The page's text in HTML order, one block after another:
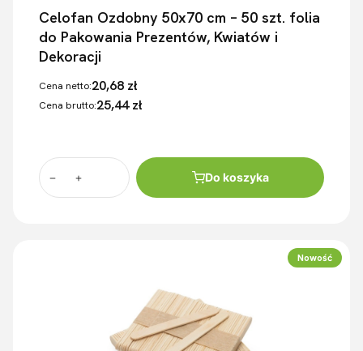
Celofan Ozdobny 50x70 cm – 50 szt. folia
do Pakowania Prezentów, Kwiatów i
Dekoracji
Cena netto:20,68 zł
Cena brutto:25,44 zł
Do koszyka
Nowość